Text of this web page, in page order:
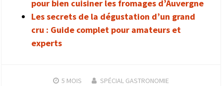
pour bien cuisiner les fromages d’Auvergne
Les secrets de la dégustation d’un grand
cru : Guide complet pour amateurs et
experts
5 MOIS SPÉCIAL GASTRONOMIE